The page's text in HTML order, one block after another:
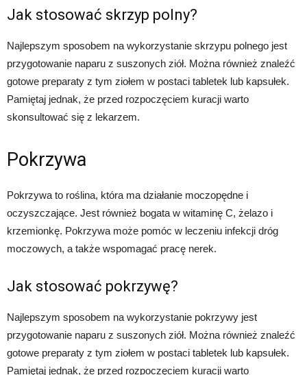
Jak stosować skrzyp polny?
Najlepszym sposobem na wykorzystanie skrzypu polnego jest
przygotowanie naparu z suszonych ziół. Można również znaleźć
gotowe preparaty z tym ziołem w postaci tabletek lub kapsułek.
Pamiętaj jednak, że przed rozpoczęciem kuracji warto
skonsultować się z lekarzem.
Pokrzywa
Pokrzywa to roślina, która ma działanie moczopędne i
oczyszczające. Jest również bogata w witaminę C, żelazo i
krzemionkę. Pokrzywa może pomóc w leczeniu infekcji dróg
moczowych, a także wspomagać pracę nerek.
Jak stosować pokrzywę?
Najlepszym sposobem na wykorzystanie pokrzywy jest
przygotowanie naparu z suszonych ziół. Można również znaleźć
gotowe preparaty z tym ziołem w postaci tabletek lub kapsułek.
Pamiętaj jednak, że przed rozpoczęciem kuracji warto